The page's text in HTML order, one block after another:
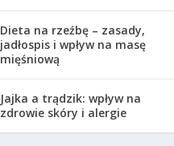
Dieta na rzeźbę – zasady,
jadłospis i wpływ na masę
mięśniową
Jajka a trądzik: wpływ na
zdrowie skóry i alergie